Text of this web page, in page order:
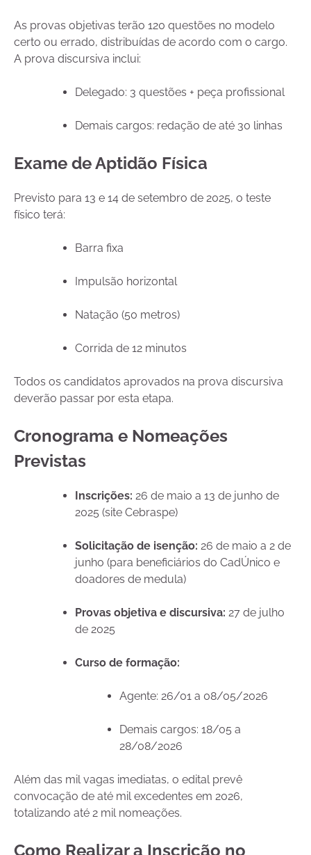
As provas objetivas terão 120 questões no modelo
certo ou errado, distribuídas de acordo com o cargo.
A prova discursiva inclui:
Delegado: 3 questões + peça profissional
Demais cargos: redação de até 30 linhas
Exame de Aptidão Física
Previsto para 13 e 14 de setembro de 2025, o teste
físico terá:
Barra fixa
Impulsão horizontal
Natação (50 metros)
Corrida de 12 minutos
Todos os candidatos aprovados na prova discursiva
deverão passar por esta etapa.
Cronograma e Nomeações
Previstas
Inscrições: 26 de maio a 13 de junho de
2025 (site Cebraspe)
Solicitação de isenção: 26 de maio a 2 de
junho (para beneficiários do CadÚnico e
doadores de medula)
Provas objetiva e discursiva: 27 de julho
de 2025
Curso de formação:
Agente: 26/01 a 08/05/2026
Demais cargos: 18/05 a
28/08/2026
Além das mil vagas imediatas, o edital prevê
convocação de até mil excedentes em 2026,
totalizando até 2 mil nomeações.
Como Realizar a Inscrição no